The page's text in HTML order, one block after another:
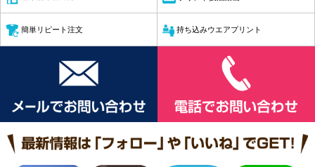
簡単リピート注文 持ち込みウエアプリント